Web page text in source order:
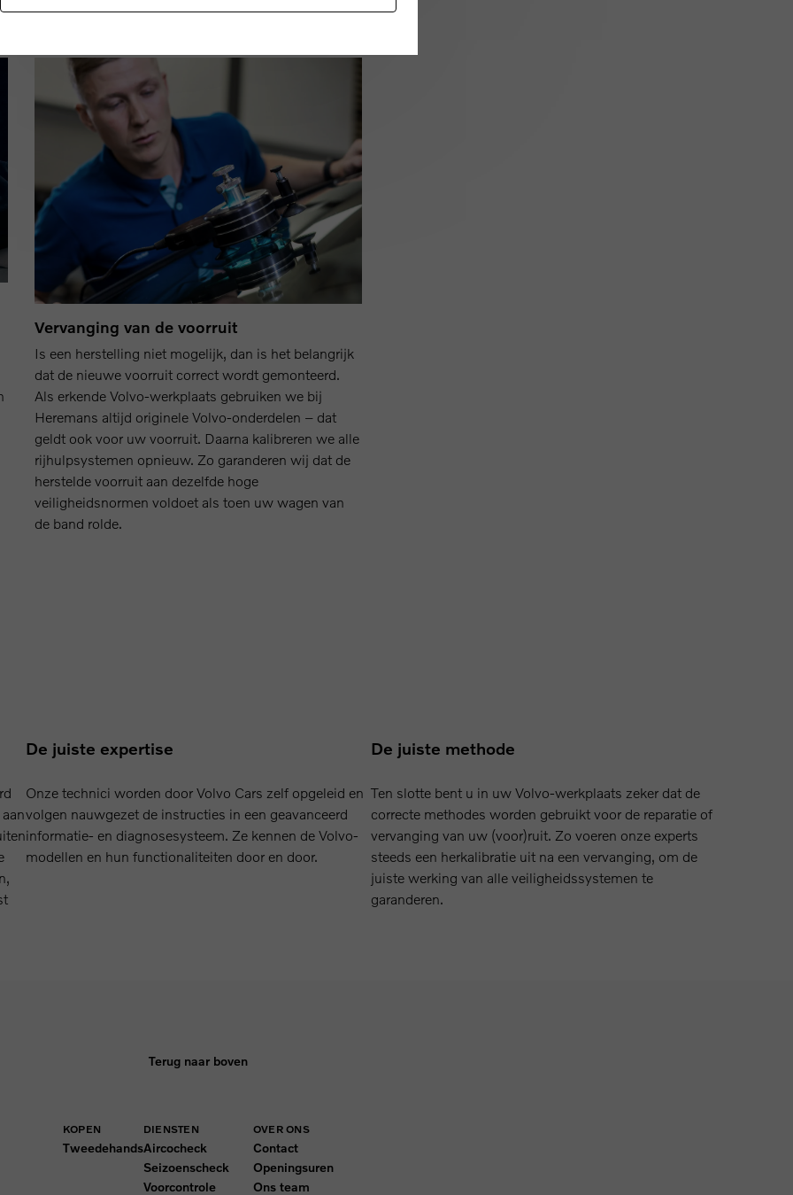
Vervanging van de voorruit
Is een herstelling niet mogelijk, dan is het belangrijk
dat de nieuwe voorruit correct wordt gemonteerd.
Als erkende Volvo-werkplaats gebruiken we bij
Heremans altijd originele Volvo-onderdelen – dat
geldt ook voor uw voorruit. Daarna kalibreren we alle
rijhulpsystemen opnieuw. Zo garanderen wij dat de
herstelde voorruit aan dezelfde hoge
veiligheidsnormen voldoet als toen uw wagen van
de band rolde.
De juiste expertise
Onze technici worden door Volvo Cars zelf opgeleid en
volgen nauwgezet de instructies in een geavanceerd
informatie- en diagnosesysteem. Ze kennen de Volvo-
modellen en hun functionaliteiten door en door.
De juiste methode
Ten slotte bent u in uw Volvo-werkplaats zeker dat de
correcte methodes worden gebruikt voor de reparatie of
vervanging van uw (voor)ruit. Zo voeren onze experts
steeds een herkalibratie uit na een vervanging, om de
juiste werking van alle veiligheidssystemen te
garanderen.
Terug naar boven
KOPEN
Tweedehands
DIENSTEN
Aircocheck
Seizoenscheck
Voorcontrole
OVER ONS
Contact
Openingsuren
Ons team